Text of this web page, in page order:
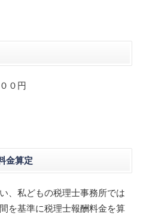
０円
金算定
、私どもの税理士事務所では
を基準に税理士報酬料金を算